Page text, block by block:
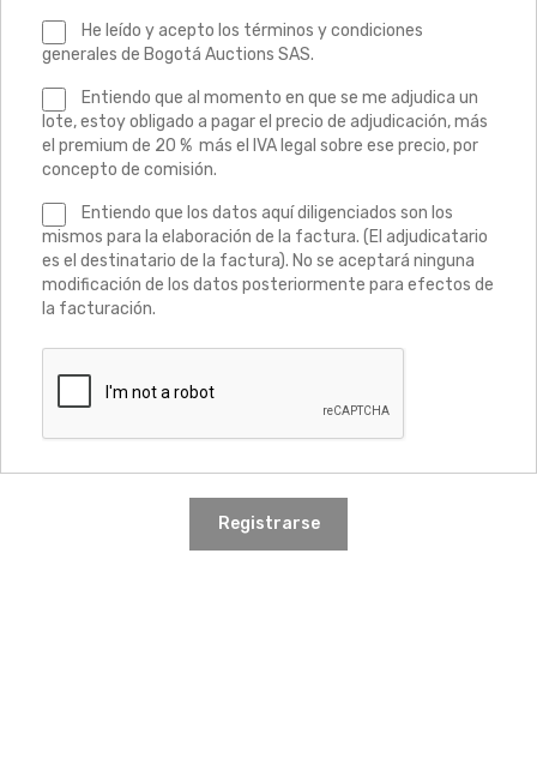
He leído y acepto los términos y condiciones
generales de Bogotá Auctions SAS.
Entiendo que al momento en que se me adjudica un
lote, estoy obligado a pagar el precio de adjudicación, más
el premium de 20 % más el IVA legal sobre ese precio, por
concepto de comisión.
Entiendo que los datos aquí diligenciados son los
mismos para la elaboración de la factura. (El adjudicatario
es el destinatario de la factura). No se aceptará ninguna
modificación de los datos posteriormente para efectos de
la facturación.
Registrarse